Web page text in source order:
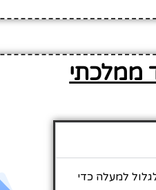
ממלכתי
למעלה כדי